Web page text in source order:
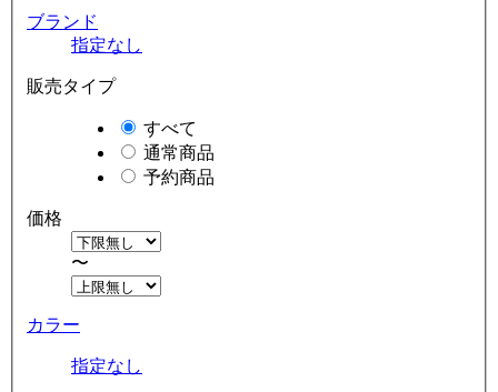
ブランド
指定なし
販売タイプ
すべて
通常商品
予約商品
価格
〜
カラー
指定なし